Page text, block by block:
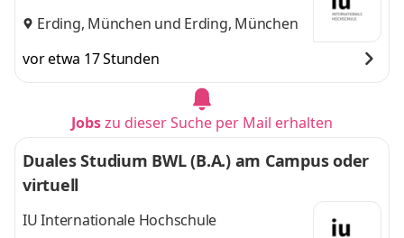
Erding, München und Erding, München
vor etwa 17 Stunden
Jobszu dieser Suche per Mail erhalten
Duales Studium BWL (B.A.) am Campus oder
virtuell
IU Internationale Hochschule